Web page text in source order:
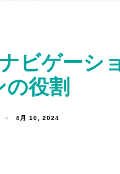
ビゲーシ
の役割
4月 10, 2024